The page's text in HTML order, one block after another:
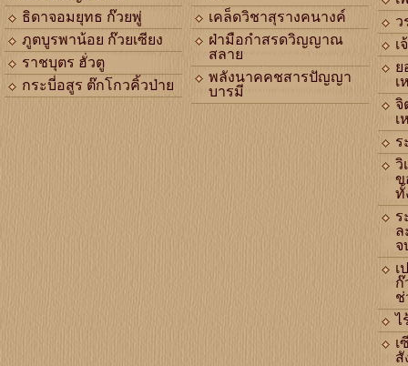
ธิดาจอมยุทธ ก๊วยพู่
ภูตบูรพาน้อย ก๊วยเซียง
ราชบุตร ฮั่วตู
กระบี่อสูร ต๊กโกวคิ้วป่าย
เคล็ดวิชาสุรางคนางค์
ฝ่ามือกำสรดวิญญาณ
สลาย
พลังนาคคชสารปัญญา
บารมี
ว
เ
ย
เ
จิ
เ
ร
วิ
ข
ทั้
ร
ล
จ
เ
ก๊
ช่
ไ
เ
สั